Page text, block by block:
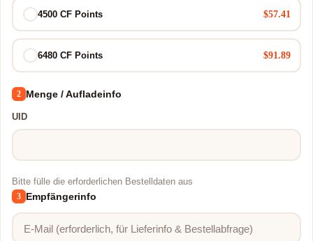
4500 CF Points $57.41
6480 CF Points $91.89
2 Menge / Aufladeinfo
UID
Bitte fülle die erforderlichen Bestelldaten aus
3 Empfängerinfo